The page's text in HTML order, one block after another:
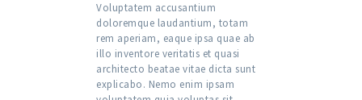
Voluptatem accusantium
doloremque laudantium, totam
rem aperiam, eaque ipsa quae ab
illo inventore veritatis et quasi
architecto beatae vitae dicta sunt
explicabo. Nemo enim ipsam